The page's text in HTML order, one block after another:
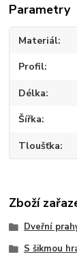
Parametry
Materiál
Profil
Délka
Šířka
Tloušťka
Zboží
Dveřní
S šikmou